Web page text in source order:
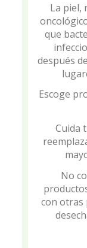
La piel,
que
después
Escoge
Cuida
No
con otras